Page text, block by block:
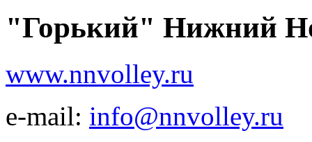
"Горький" Нижний
www.nnvolley.ru
e-mail: info@nnvolley.ru